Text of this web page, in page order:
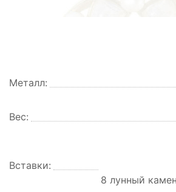
Металл:
Вес:
Вставки:
8 лунный